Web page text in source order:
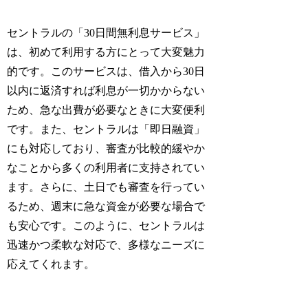
セントラルの「30日間無利息サービス」
は、初めて利用する方にとって大変魅力
的です。このサービスは、借入から30日
以内に返済すれば利息が一切かからない
ため、急な出費が必要なときに大変便利
です。また、セントラルは「即日融資」
にも対応しており、審査が比較的緩やか
なことから多くの利用者に支持されてい
ます。さらに、土日でも審査を行ってい
るため、週末に急な資金が必要な場合で
も安心です。このように、セントラルは
迅速かつ柔軟な対応で、多様なニーズに
応えてくれます。